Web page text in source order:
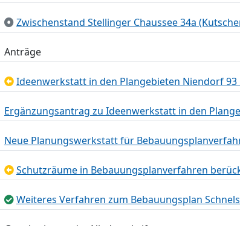
Zwischenstand Stellinger Chaussee 34a
Anträge
Ideenwerkstatt in den Plangebieten Niendorf 93
Ergänzungsantrag zu Ideenwerkstatt in den
Neue Planungswerkstatt für
Schutzräume in Bebauungsplanverfahren
Weiteres Verfahren zum Bebauungsplan